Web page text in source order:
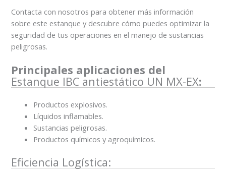
Contacta con nosotros para obtener más información
sobre este estanque y descubre cómo puedes optimizar la
seguridad de tus operaciones en el manejo de sustancias
peligrosas.
Principales aplicaciones del
Estanque IBC antiestático UN MX-EX:
Productos explosivos.
Líquidos inflamables.
Sustancias peligrosas.
Productos químicos y agroquímicos.
Eficiencia Logística: